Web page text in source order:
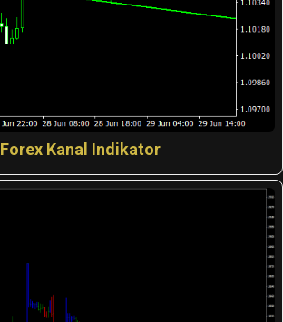
Forex Kanal Indikator